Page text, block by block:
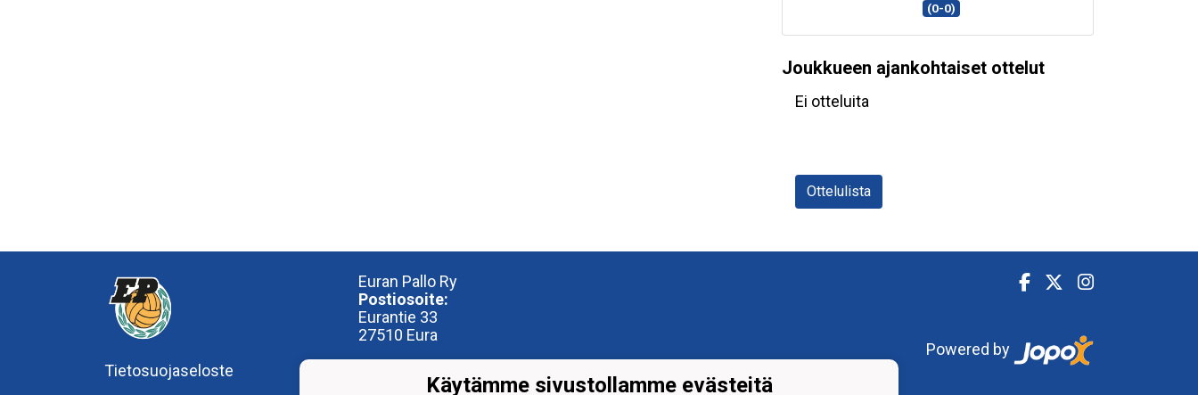
(0-0)
Joukkueen ajankohtaiset ottelut
Ei otteluita
Ottelulista
Tietosuojaseloste
Euran Pallo Ry
Postiosoite:
Eurantie 33
27510 Eura
OP-Areena
Powered by
Käytämme sivustollamme evästeitä